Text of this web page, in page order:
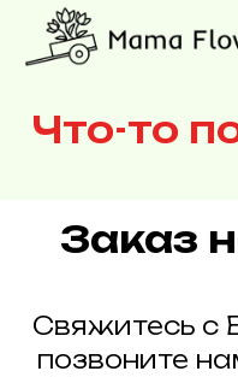
Что-то
Заказ
Свяжитесь с
позвоните